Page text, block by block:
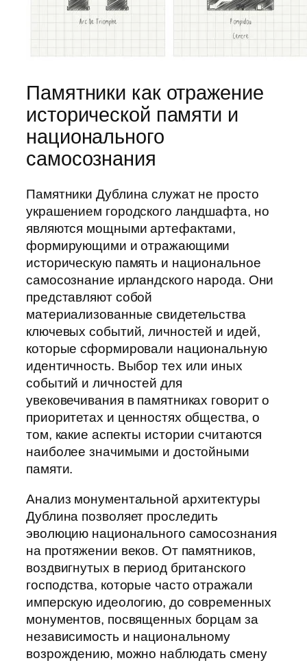
Памятники как отражение
исторической памяти и
национального
самосознания
Памятники Дублина служат не просто
украшением городского ландшафта, но
являются мощными артефактами,
формирующими и отражающими
историческую память и национальное
самосознание ирландского народа. Они
представляют собой
материализованные свидетельства
ключевых событий, личностей и идей,
которые сформировали национальную
идентичность. Выбор тех или иных
событий и личностей для
увековечивания в памятниках говорит о
приоритетах и ценностях общества, о
том, какие аспекты истории считаются
наиболее значимыми и достойными
памяти.
Анализ монументальной архитектуры
Дублина позволяет проследить
эволюцию национального самосознания
на протяжении веков. От памятников,
воздвигнутых в период британского
господства, которые часто отражали
имперскую идеологию, до современных
монументов, посвященных борцам за
независимость и национальному
возрождению, можно наблюдать смену